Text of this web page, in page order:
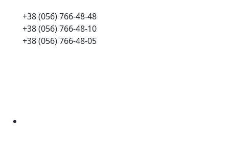
+38 (056) 766-48-48
+38 (056) 766-48-10
+38 (056) 766-48-05